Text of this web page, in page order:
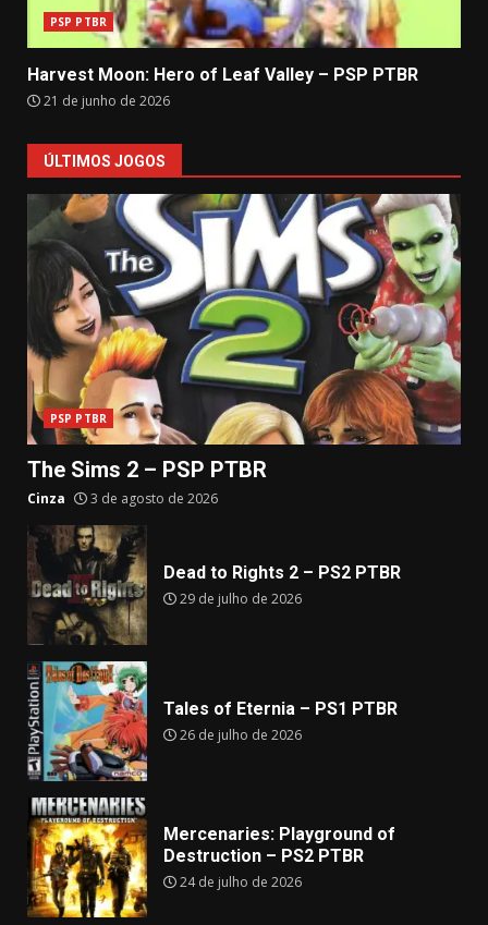
PSP PTBR
Harvest Moon: Hero of Leaf Valley – PSP PTBR
21 de junho de 2026
ÚLTIMOS JOGOS
PSP PTBR
The Sims 2 – PSP PTBR
Cinza 3 de agosto de 2026
Dead to Rights 2 – PS2 PTBR
29 de julho de 2026
Tales of Eternia – PS1 PTBR
26 de julho de 2026
Mercenaries: Playground of
Destruction – PS2 PTBR
24 de julho de 2026